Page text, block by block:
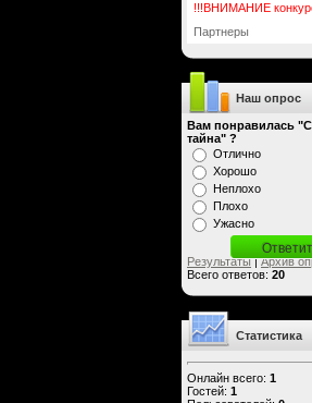
!!!ВНИМАНИЕ
Партнеры
Наш опрос
Вам понравилась
тайна" ?
Отлично
Хорошо
Неплохо
Плохо
Ужасно
Результаты|Архив
Всего ответов: 20
Статистика
Онлайн всего: 1
Гостей: 1